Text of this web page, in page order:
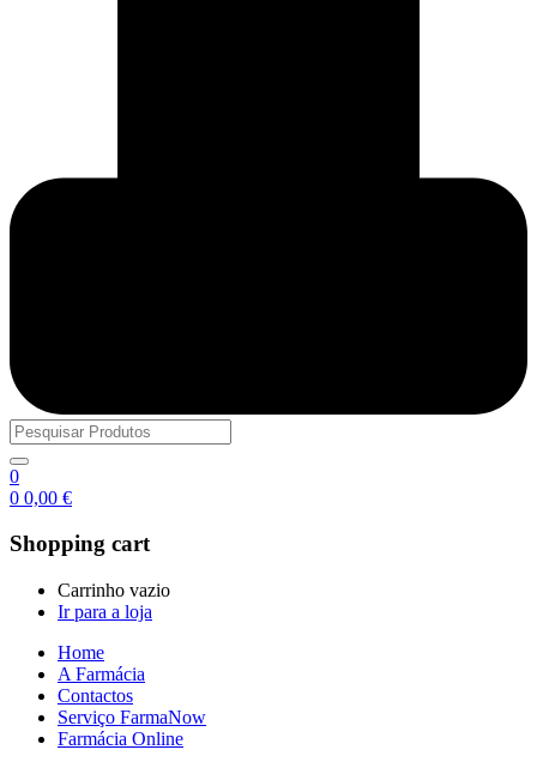
0
0 0,00 €
Shopping cart
Carrinho vazio
Ir para a loja
Home
A Farmácia
Contactos
Serviço FarmaNow
Farmácia Online